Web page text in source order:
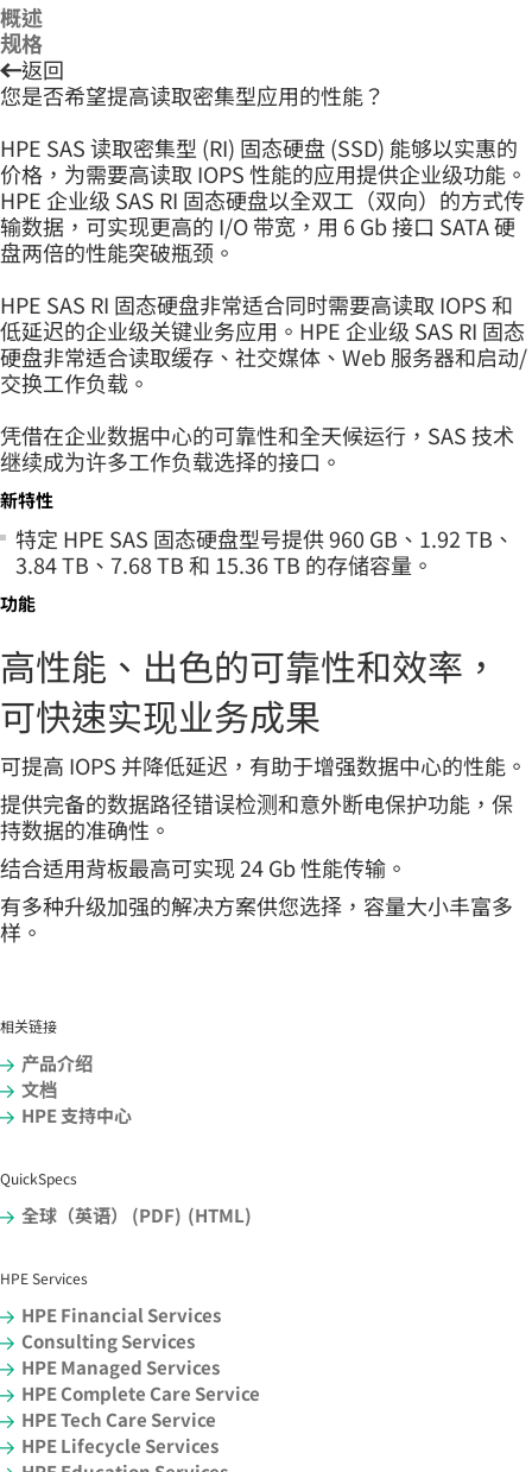
概述
规格
返回
您是否希望提高读取密集型应用的性能？
HPE SAS 读取密集型 (RI) 固态硬盘 (SSD) 能够以实惠的
价格，为需要高读取 IOPS 性能的应用提供企业级功能。
HPE 企业级 SAS RI 固态硬盘以全双工（双向）的方式传
输数据，可实现更高的 I/O 带宽，用 6 Gb 接口 SATA 硬
盘两倍的性能突破瓶颈。
HPE SAS RI 固态硬盘非常适合同时需要高读取 IOPS 和
低延迟的企业级关键业务应用。HPE 企业级 SAS RI 固态
硬盘非常适合读取缓存、社交媒体、Web 服务器和启动/
交换工作负载。
凭借在企业数据中心的可靠性和全天候运行，SAS 技术
继续成为许多工作负载选择的接口。
新特性
特定 HPE SAS 固态硬盘型号提供 960 GB、1.92 TB、
3.84 TB、7.68 TB 和 15.36 TB 的存储容量。
功能
高性能、出色的可靠性和效率，
可快速实现业务成果
可提高 IOPS 并降低延迟，有助于增强数据中心的性能。
提供完备的数据路径错误检测和意外断电保护功能，保
持数据的准确性。
结合适用背板最高可实现 24 Gb 性能传输。
有多种升级加强的解决方案供您选择，容量大小丰富多
样。
相关链接
产品介绍
文档
HPE 支持中心
QuickSpecs
全球（英语） (PDF) (HTML)
HPE Services
HPE Financial Services
Consulting Services
HPE Managed Services
HPE Complete Care Service
HPE Tech Care Service
HPE Lifecycle Services